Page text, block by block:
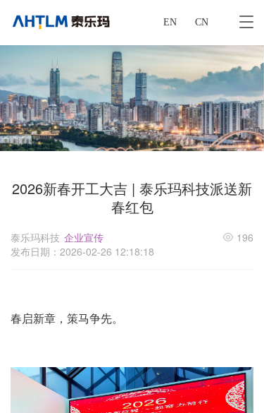
T
e
n
a
v
i
t
n
EN CN
2026新春开工大吉 | 泰乐玛科技派送新
春红包
泰乐玛科技 企业宣传
发布日期：2026-02-26 12:18:18
196
春启新章，策马争先。